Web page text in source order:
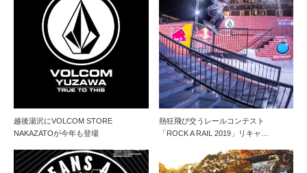
越後湯沢にVOLCOM STORE
NAKAZATOが今年も登場
熱狂飛び交うレールコンテスト
「ROCK A RAIL 2019」リキャ…